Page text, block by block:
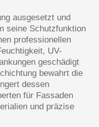
ausgesetzt und
seine Schutzfunktion
professionellen
UV-
geschädigt
bewahrt die
dessen
für Fassaden
und präzise